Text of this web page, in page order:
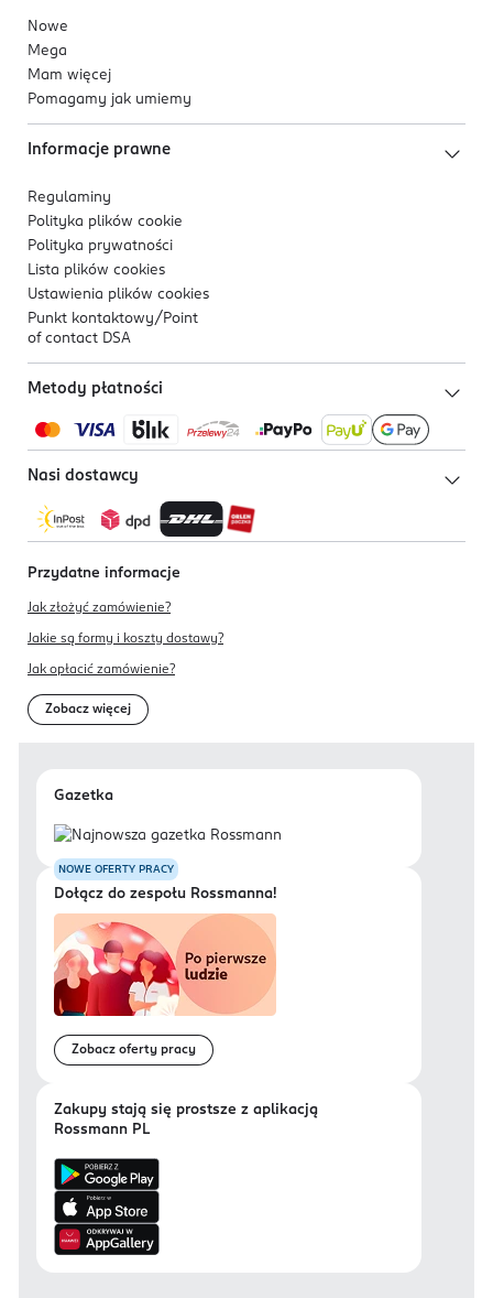
Nowe
Mega
Mam więcej
Pomagamy jak umiemy
Informacje prawne
Regulaminy
Polityka plików cookie
Polityka prywatności
Lista plików cookies
Ustawienia plików cookies
Punkt kontaktowy/ Point
of contact DSA
Metody płatności
Nasi dostawcy
Przydatne informacje
Jak złożyć zamówienie?
Jakie są formy i koszty dostawy?
Jak opłacić zamówienie?
Zobacz więcej
Gazetka
NOWE OFERTY PRACY
Dołącz do zespołu Rossmanna!
Zobacz oferty pracy
Zakupy stają się prostsze z aplikacją
Rossmann PL